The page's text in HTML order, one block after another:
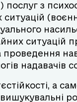
з
ситуацій
проведення
надавачів
а